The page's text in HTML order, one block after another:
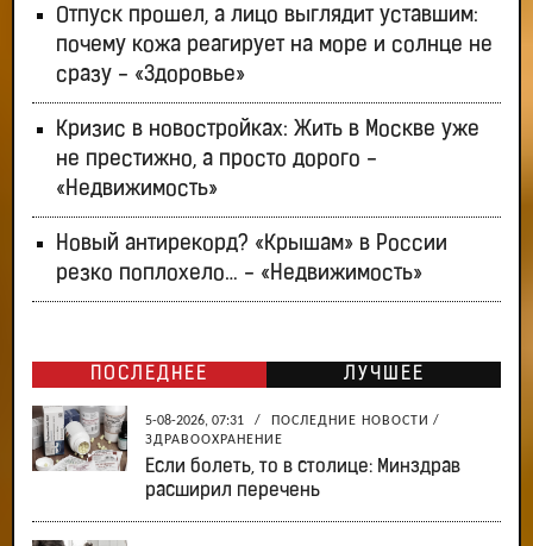
Отпуск прошел, а лицо выглядит уставшим:
почему кожа реагирует на море и солнце не
сразу - «Здоровье»
Кризис в новостройках: Жить в Москве уже
не престижно, а просто дорого -
«Недвижимость»
Новый антирекорд? «Крышам» в России
резко поплохело… - «Недвижимость»
ПОСЛЕДНЕЕ ЛУЧШЕЕ
5-08-2026, 07:31 / ПОСЛЕДНИЕ НОВОСТИ /
ЗДРАВООХРАНЕНИЕ
Если болеть, то в столице: Минздрав
расширил перечень